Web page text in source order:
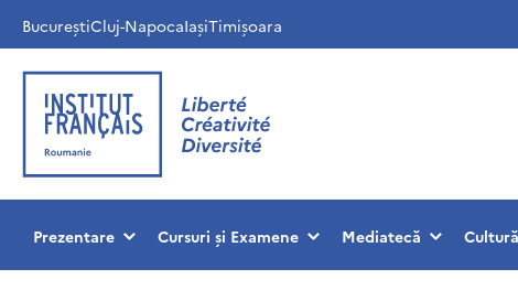
BucureștiCluj-NapocaIașiTimișoara
Prezentare Cursuri și Examene Mediatecă Cultură